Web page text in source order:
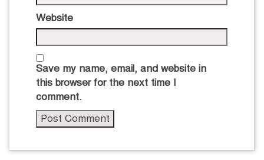
Website
Save my name, email, and website in
this browser for the next time I
comment.